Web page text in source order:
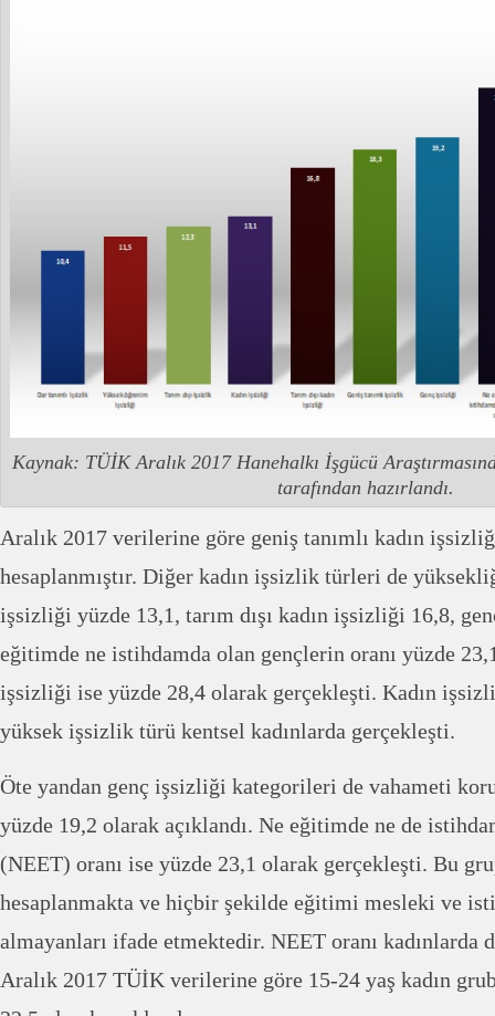
Kaynak: TÜİK Aralık 2017 Hanehalkı İşgücü
tarafından hazırlandı.
Aralık 2017 verilerine göre geniş tanımlı kadın
hesaplanmıştır. Diğer kadın işsizlik türleri de
işsizliği yüzde 13,1, tarım dışı kadın işsizliği 16,8,
eğitimde ne istihdamda olan gençlerin oranı yüzde
işsizliği ise yüzde 28,4 olarak gerçekleşti. Kadın
yüksek işsizlik türü kentsel kadınlarda gerçekleşti.
Öte yandan genç işsizliği kategorileri de vahameti
yüzde 19,2 olarak açıklandı. Ne eğitimde ne de
(NEET) oranı ise yüzde 23,1 olarak gerçekleşti. Bu
hesaplanmakta ve hiçbir şekilde eğitimi mesleki ve
almayanları ifade etmektedir. NEET oranı kadınlarda
Aralık 2017 TÜİK verilerine göre 15-24 yaş kadın